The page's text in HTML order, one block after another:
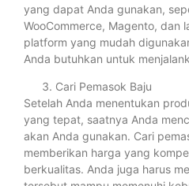
yang dapat Anda gunakan,
WooCommerce, Magento, dan
platform yang mudah
Anda butuhkan untuk
Cari Pemasok Baju
Setelah Anda menentukan
yang tepat, saatnya Anda
akan Anda gunakan. Cari
memberikan harga yang
berkualitas. Anda juga harus